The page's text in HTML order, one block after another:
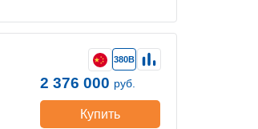
380В
2 376 000 руб.
Купить